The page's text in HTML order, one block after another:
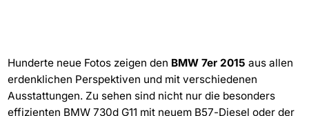
Hunderte neue Fotos zeigen den BMW 7er 2015 aus allen
erdenklichen Perspektiven und mit verschiedenen
Ausstattungen. Zu sehen sind nicht nur die besonders
effizienten BMW 730d G11 mit neuem B57-Diesel oder der